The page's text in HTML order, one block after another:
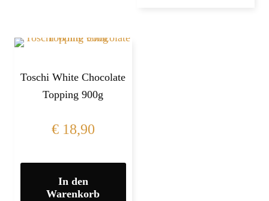
Toschi White Chocolate
Topping 900g
€18,90
In den
Warenkorb